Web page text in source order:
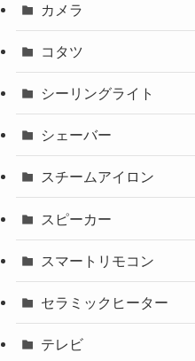
カメラ
コタツ
シーリングライト
シェーバー
スチームアイロン
スピーカー
スマートリモコン
セラミックヒーター
テレビ